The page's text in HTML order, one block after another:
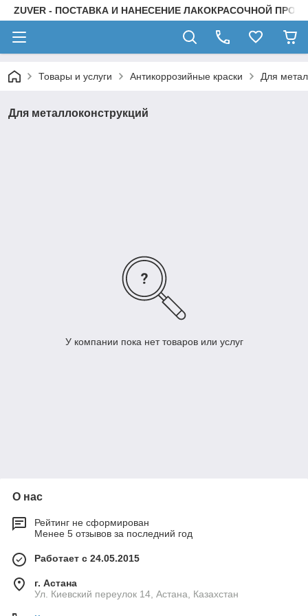
ZUVER - ПОСТАВКА И НАНЕСЕНИЕ ЛАКОКРАСОЧНОЙ
Товары и услуги Антикоррозийные краски Для
Для металлоконструкций
У компании пока нет товаров или услуг
О нас
Рейтинг не сформирован
Менее 5 отзывов за последний год
Работает с 24.05.2015
г. Астана
Ул. Киевский переулок 14, Астана, Казахстан